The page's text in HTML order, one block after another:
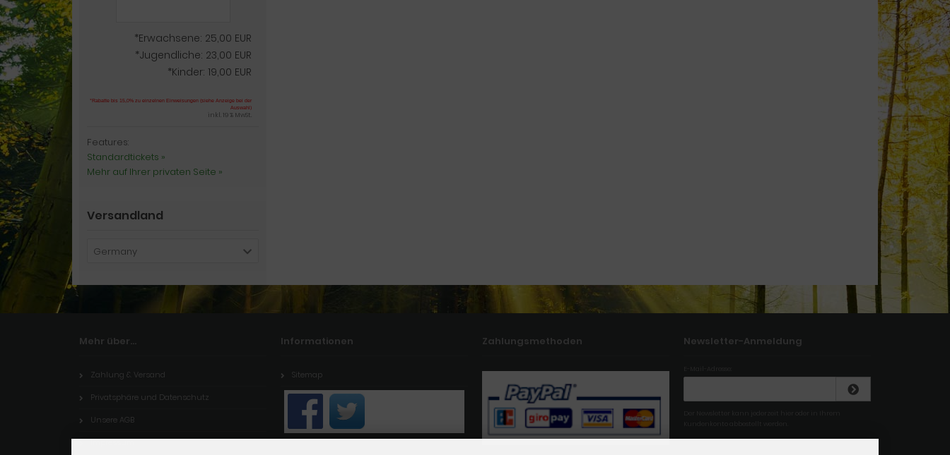
*Erwachsene: 25,00 EUR
*Jugendliche: 23,00 EUR
*Kinder: 19,00 EUR
*Rabatte bis 15,0% zu einzelnen Einweisungen (siehe Anzeige bei der
Auswahl)
inkl. 19 % MwSt.
Features:
Standardtickets »
Mehr auf Ihrer privaten Seite »
Versandland
Germany
Mehr über...
Zahlung & Versand
Privatsphäre und Datenschutz
Unsere AGB
Impressum
Informationen
Sitemap
Zahlungsmethoden Newsletter-Anmeldung